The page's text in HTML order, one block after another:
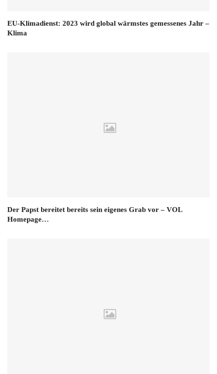
EU-Klimadienst: 2023 wird global wärmstes gemessenes Jahr –
Klima
Der Papst bereitet bereits sein eigenes Grab vor – VOL
Homepage…